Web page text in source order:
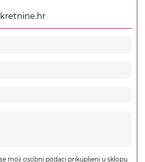
moji osobni podaci prikupljeni u sklopu